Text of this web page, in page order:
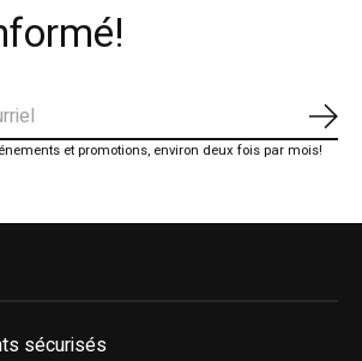
et promotions, environ deux fois par mois!
sécurisés